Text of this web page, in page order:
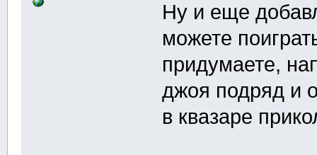
Ну и еще
можете
придумаете,
джоя подряд и
в квазаре